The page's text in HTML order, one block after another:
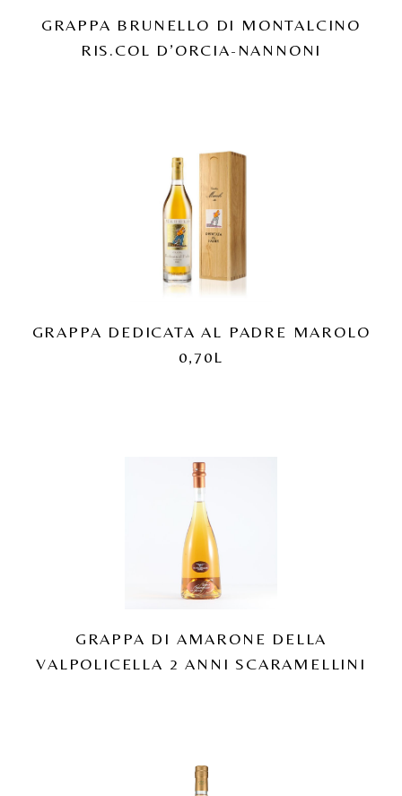
GRAPPA BRUNELLO DI MONTALCINO
RIS.COL D’ORCIA-NANNONI
GRAPPA DEDICATA AL PADRE MAROLO
0,70L
GRAPPA DI AMARONE DELLA
VALPOLICELLA 2 ANNI SCARAMELLINI